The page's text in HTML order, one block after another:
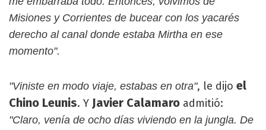
Misiones y Corrientes de bucear con los yacarés
derecho al canal donde estaba Mirtha en ese
momento".
"Viniste en modo viaje, estabas en otra", le dijo el
Chino Leunis. Y Javier Calamaro admitió:
"Claro, venía de ocho días viviendo en la jungla. De